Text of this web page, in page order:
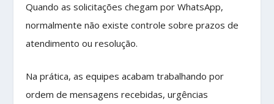
Quando as solicitações chegam por WhatsApp,
normalmente não existe controle sobre prazos de
atendimento ou resolução.
Na prática, as equipes acabam trabalhando por
ordem de mensagens recebidas, urgências